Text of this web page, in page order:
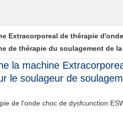
Extracorporeal de thérapie
de thérapie du soulagement de
la machine
le soulageur de
de l'onde choc de dysfcunction